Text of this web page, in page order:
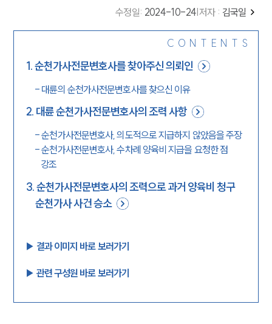
수정일: 2024-10-24 저자 : 김국일
CONTENTS
1.순천가사전문변호사를 찾아주신 의뢰인
- 대륜의 순천가사전문변호사를 찾으신 이유
2. 대륜 순천가사전문변호사의 조력 사항
-순천가사전문변호사, 의도적으로 지급하지 않았음을 주장
-순천가사전문변호사, 수차례 양육비 지급을 요청한 점
강조
3.순천가사전문변호사의 조력으로 과거 양육비 청구
순천가사 사건 승소
▶︎ 결과 이미지 바로 보러가기
▶︎ 관련 구성원 바로 보러가기